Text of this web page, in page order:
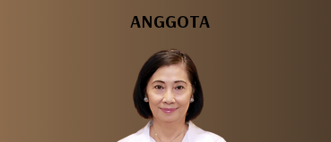
ANGGOTA